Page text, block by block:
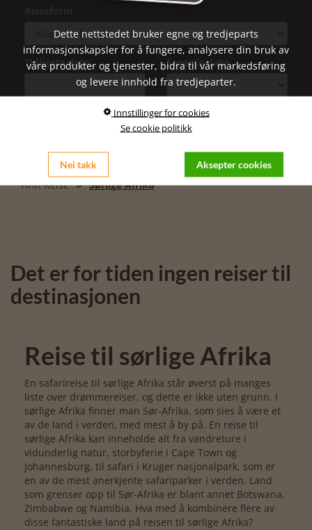
Tidligste dato Seneste dato
Finn reise
Finn Reise Sørlige Afrika
Det er for tiden ingen reiser til
destinasjonen
Reise til sørlige Afrika
En safarireise til sørlige Afrika står øverst på manges
liste over drømmereiser, og dette er ikke uten grunn. I
sørlige Afrika finner man Sør-Afrika, som sies å være et
av de land i verden, med mest å by på. En reise til
sørlige Afrika kan inneholde alt fra vandreture i
vidunderlig natur, storbyferie i Cape Town og
Johannesburg, til safari i Kruger nasjonalpark, som er
en av de mest anerkjente safariparker i verden. Land
som grenser opp til Sør-Afrika er blant annet Botswana,
Zimbabwe og Namibia. Hva med å kombinere flere av
disse fantastiske land på reisen til sørlige Afrika?
Dette nettstedet bruker egne og tredjeparts
informasjonskapsler for å fungere, analysere din bruk av
våre produkter og tjenester, bidra til vår markedsføring
og levere innhold fra tredjeparter.
Innstillinger for cookies
Se cookie politikk
Nei takk Aksepter cookies